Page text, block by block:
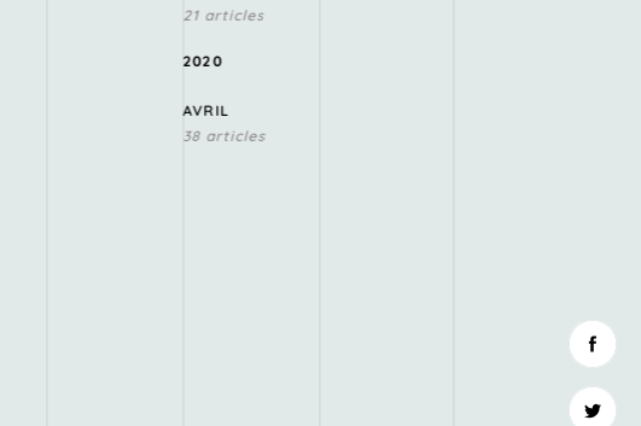
21 articles
2020
AVRIL
38 articles